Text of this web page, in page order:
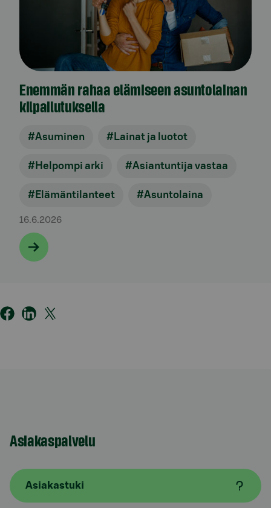
Enemmän rahaa elämiseen asuntolainan
kilpailutuksella
#Asuminen #Lainat ja luotot
#Helpompi arki #Asiantuntija vastaa
#Elämäntilanteet #Asuntolaina
16.6.2026
Asiakaspalvelu
Asiakastuki